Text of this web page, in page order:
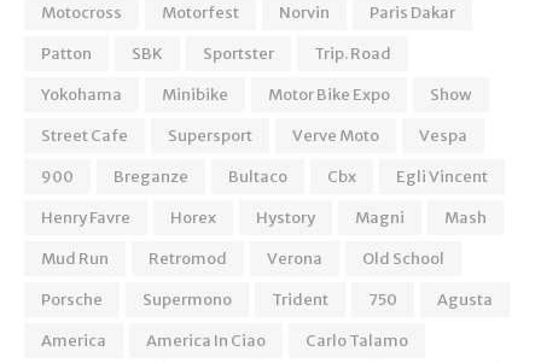
Motocross
Motorfest Norvin
Paris Dakar
Patton
SBK Sportster
Trip. Road
Yokohama
Minibike Motor Bike Expo
Show
Street Cafe
Supersport Verve Moto
Vespa
900
Breganze Bultaco Cbx
Egli Vincent
Henry Favre
Horex Hystory Magni
Mash
Mud Run
Retromod Verona
Old School
Porsche
Supermono Trident 750
Agusta
America
America In Ciao
Carlo Talamo